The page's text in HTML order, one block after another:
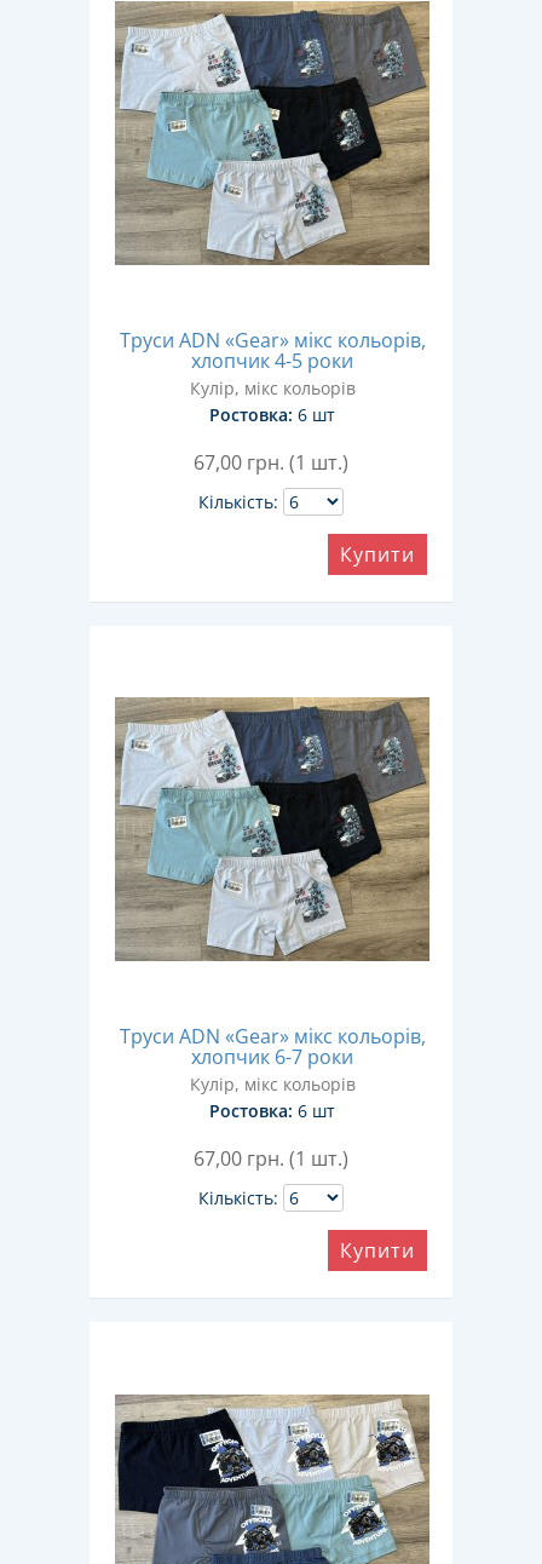
Труси ADN «Gear» мікс кольорів,
хлопчик 4-5 роки
Кулір, мікс кольорів
Ростовка: 6 шт
67,00 грн. (1 шт.)
Кількість:
Купити
Труси ADN «Gear» мікс кольорів,
хлопчик 6-7 роки
Кулір, мікс кольорів
Ростовка: 6 шт
67,00 грн. (1 шт.)
Кількість:
Купити